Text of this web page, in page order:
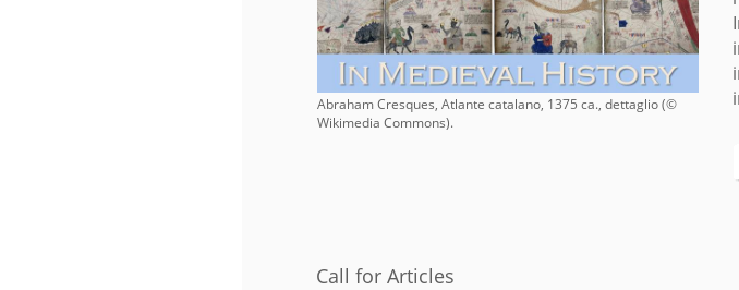
Abraham Cresques, Atlante catalano, 1375 ca., dettaglio (©
Wikimedia Commons).
Call for Articles